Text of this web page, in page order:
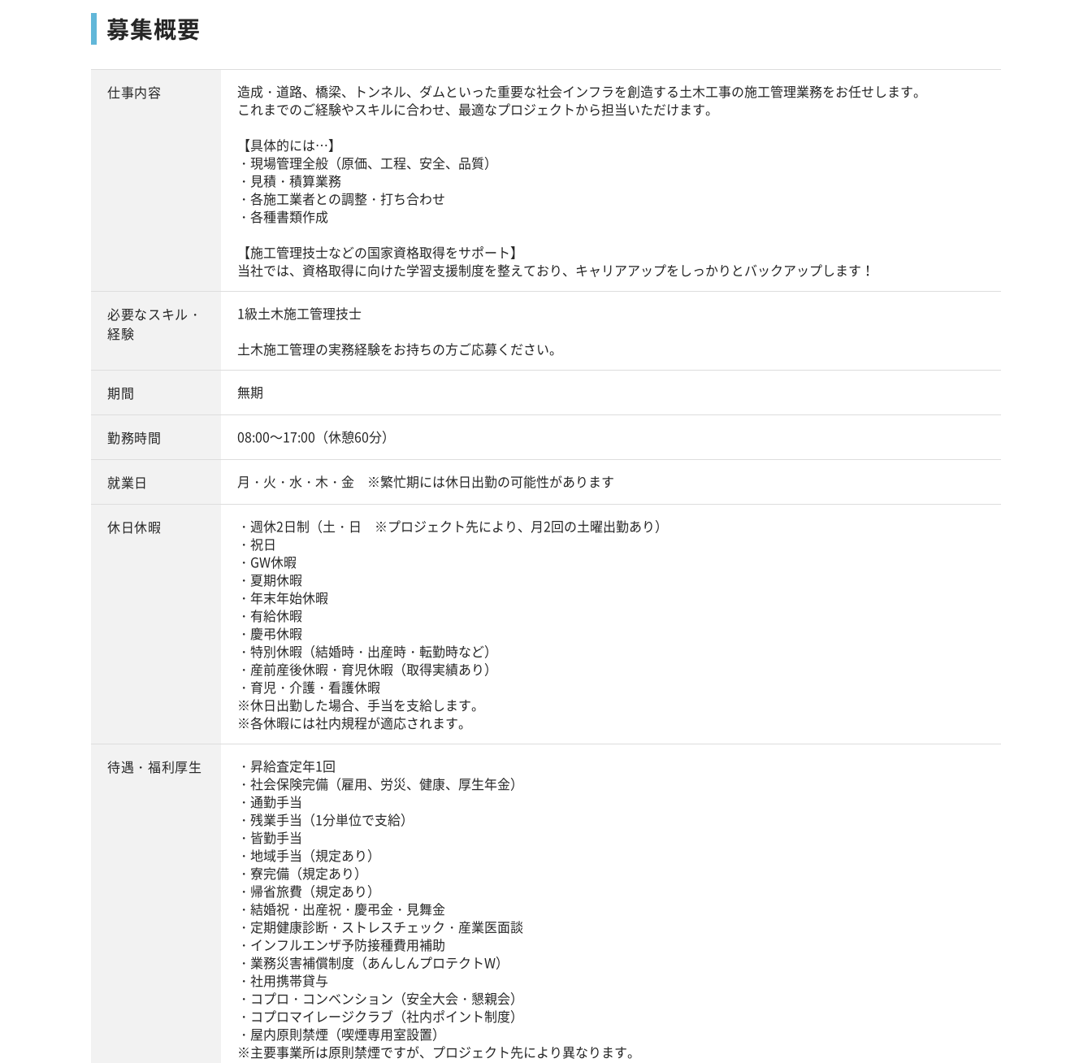
募集概要
仕事内容
造成・道路、橋梁、トンネル、ダムといった重要な社会インフラを創造する土木工事の施工管理業務をお任せします。
これまでのご経験やスキルに合わせ、最適なプロジェクトから担当いただけます。
【具体的には…】
・現場管理全般（原価、工程、安全、品質）
・見積・積算業務
・各施工業者との調整・打ち合わせ
・各種書類作成
【施工管理技士などの国家資格取得をサポート】
当社では、資格取得に向けた学習支援制度を整えており、キャリアアップをしっかりとバックアップします！
必要なスキル・
経験
1級土木施工管理技士
土木施工管理の実務経験をお持ちの方ご応募ください。
期間 無期
勤務時間 08:00～17:00（休憩60分）
就業日 月・火・水・木・金 ※繁忙期には休日出勤の可能性があります
休日休暇
・週休2日制（土・日 ※プロジェクト先により、月2回の土曜出勤あり）
・祝日
・GW休暇
・夏期休暇
・年末年始休暇
・有給休暇
・慶弔休暇
・特別休暇（結婚時・出産時・転勤時など）
・産前産後休暇・育児休暇（取得実績あり）
・育児・介護・看護休暇
※休日出勤した場合、手当を支給します。
※各休暇には社内規程が適応されます。
待遇・福利厚生
・昇給査定年1回
・社会保険完備（雇用、労災、健康、厚生年金）
・通勤手当
・残業手当（1分単位で支給）
・皆勤手当
・地域手当（規定あり）
・寮完備（規定あり）
・帰省旅費（規定あり）
・結婚祝・出産祝・慶弔金・見舞金
・定期健康診断・ストレスチェック・産業医面談
・インフルエンザ予防接種費用補助
・業務災害補償制度（あんしんプロテクトW）
・社用携帯貸与
・コプロ・コンベンション（安全大会・懇親会）
・コプロマイレージクラブ（社内ポイント制度）
・屋内原則禁煙（喫煙専用室設置）
※主要事業所は原則禁煙ですが、プロジェクト先により異なります。